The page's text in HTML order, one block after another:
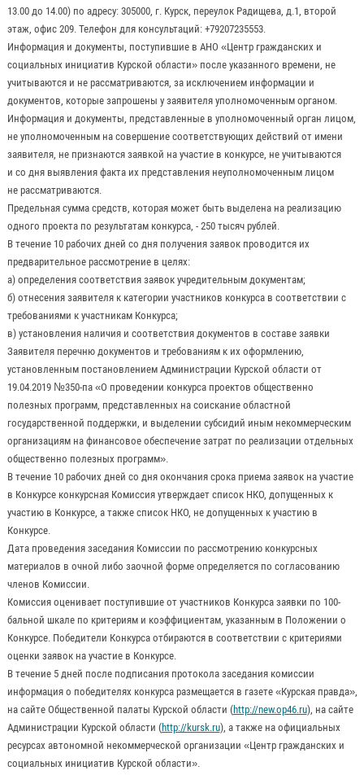
13.00 до 14.00) по адресу: 305000, г. Курск, переулок Радищева, д.1, второй
этаж, офис 209. Телефон для консультаций: +79207235553.
Информация и документы, поступившие в АНО «Центр гражданских и
социальных инициатив Курской области» после указанного времени, не
учитываются и не рассматриваются, за исключением информации и
документов, которые запрошены у заявителя уполномоченным органом.
Информация и документы, представленные в уполномоченный орган лицом,
не уполномоченным на совершение соответствующих действий от имени
заявителя, не признаются заявкой на участие в конкурсе, не учитываются
и со дня выявления факта их представления неуполномоченным лицом
не рассматриваются.
Предельная сумма средств, которая может быть выделена на реализацию
одного проекта по результатам конкурса, - 250 тысяч рублей.
В течение 10 рабочих дней со дня получения заявок проводится их
предварительное рассмотрение в целях:
а) определения соответствия заявок учредительным документам;
б) отнесения заявителя к категории участников конкурса в соответствии с
требованиями к участникам Конкурса;
в) установления наличия и соответствия документов в составе заявки
Заявителя перечню документов и требованиям к их оформлению,
установленным постановлением Администрации Курской области от
19.04.2019 №350-па «О проведении конкурса проектов общественно
полезных программ, представленных на соискание областной
государственной поддержки, и выделении субсидий иным некоммерческим
организациям на финансовое обеспечение затрат по реализации отдельных
общественно полезных программ».
В течение 10 рабочих дней со дня окончания срока приема заявок на участие
в Конкурсе конкурсная Комиссия утверждает список НКО, допущенных к
участию в Конкурсе, а также список НКО, не допущенных к участию в
Конкурсе.
Дата проведения заседания Комиссии по рассмотрению конкурсных
материалов в очной либо заочной форме определяется по согласованию
членов Комиссии.
Комиссия оценивает поступившие от участников Конкурса заявки по 100-
бальной шкале по критериям и коэффициентам, указанным в Положении о
Конкурсе. Победители Конкурса отбираются в соответствии с критериями
оценки заявок на участие в Конкурсе.
В течение 5 дней после подписания протокола заседания комиссии
информация о победителях конкурса размещается в газете «Курская правда»,
на сайте Общественной палаты Курской области (http://new.op46.ru), на сайте
Администрации Курской области (http://kursk.ru), а также на официальных
ресурсах автономной некоммерческой организации «Центр гражданских и
социальных инициатив Курской области».